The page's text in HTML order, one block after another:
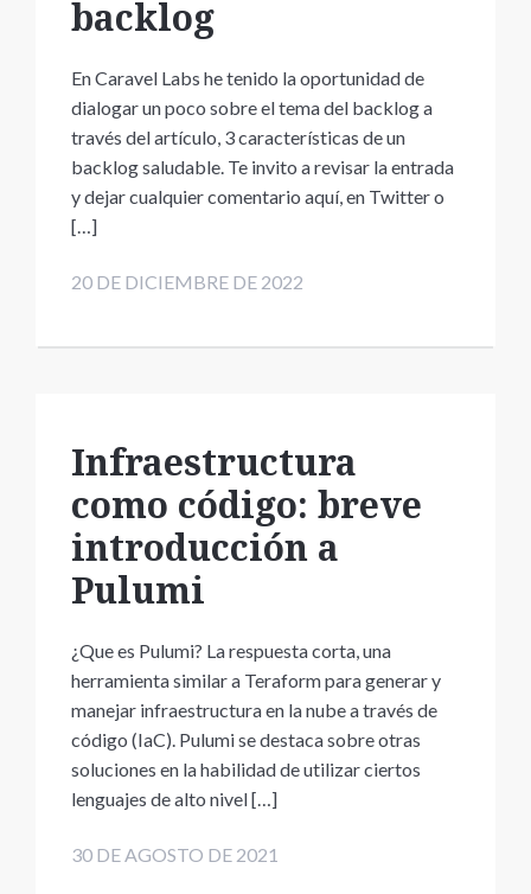
backlog
En Caravel Labs he tenido la oportunidad de
dialogar un poco sobre el tema del backlog a
través del artículo, 3 características de un
backlog saludable. Te invito a revisar la entrada
y dejar cualquier comentario aquí, en Twitter o
[…]
20 DE DICIEMBRE DE 2022
Infraestructura
como código: breve
introducción a
Pulumi
¿Que es Pulumi? La respuesta corta, una
herramienta similar a Teraform para generar y
manejar infraestructura en la nube a través de
código (IaC). Pulumi se destaca sobre otras
soluciones en la habilidad de utilizar ciertos
lenguajes de alto nivel […]
30 DE AGOSTO DE 2021